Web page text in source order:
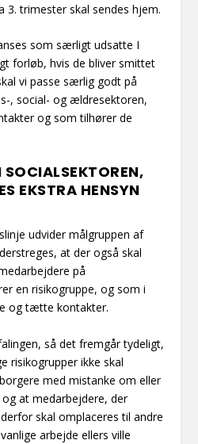
3. trimester skal sendes hjem.
som særligt udsatte I
forløb, hvis de bliver smittet
vi passe særlig godt på
, social- og ældresektoren,
og som tilhører de
SOCIALSEKTOREN,
EKSTRA HENSYN
udvider målgruppen af
at der også skal
på
en risikogruppe, og som i
og tætte kontakter.
så det fremgår tydeligt,
risikogrupper ikke skal
med mistanke om eller
at medarbejdere, der
skal omplaceres til andre
arbejde ellers ville